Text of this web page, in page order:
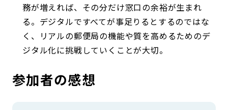
務が増えれば、その分だけ窓口の余裕が生まれ
る。デジタルですべてが事足りるとするのではな
く、リアルの郵便局の機能や質を高めるためのデ
ジタル化に挑戦していくことが大切。
参加者の感想